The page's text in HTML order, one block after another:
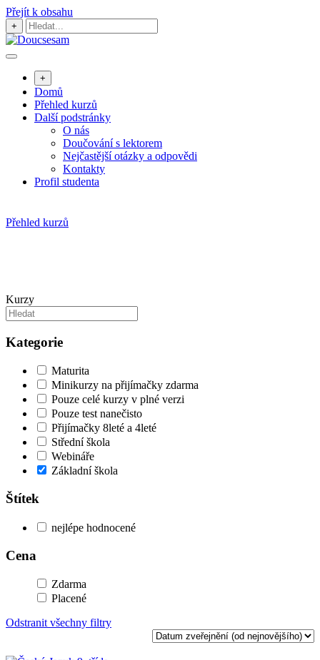
Přejít k obsahu
+
+
Domů
Přehled kurzů
Další podstránky
O nás
Doučování s lektorem
Nejčastější otázky a odpovědi
Kontakty
Profil studenta
Přehled kurzů
Kurzy
Kategorie
Maturita
Minikurzy na přijímačky zdarma
Pouze celé kurzy v plné verzi
Pouze test nanečisto
Přijímačky 8leté a 4leté
Střední škola
Webináře
Základní škola
Štítek
nejlépe hodnocené
Cena
Zdarma
Placené
Odstranit všechny filtry